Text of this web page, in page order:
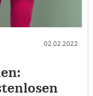
02.02.2022